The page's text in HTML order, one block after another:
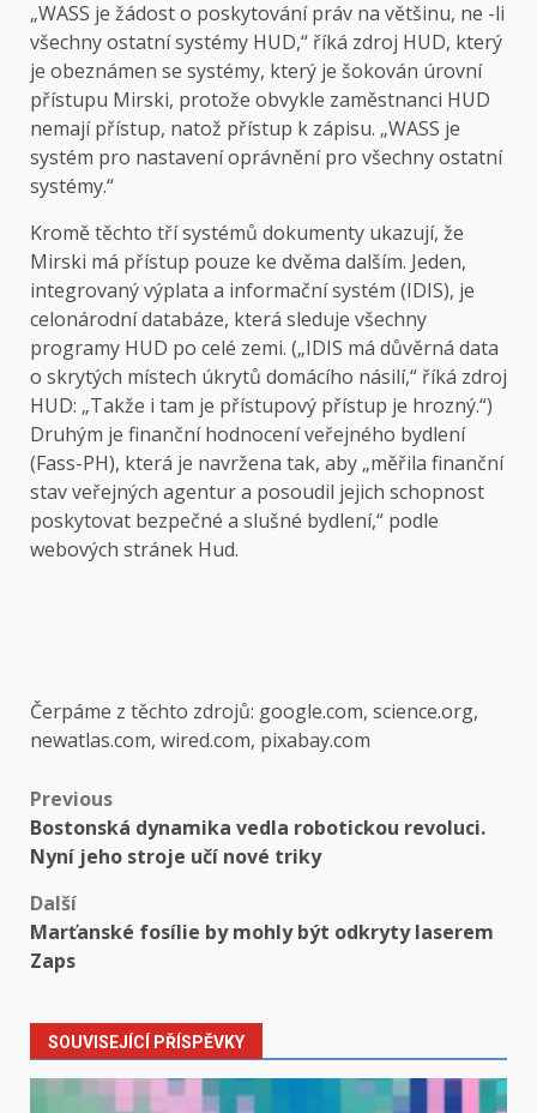
„WASS je žádost o poskytování práv na většinu, ne -li
všechny ostatní systémy HUD,“ říká zdroj HUD, který
je obeznámen se systémy, který je šokován úrovní
přístupu Mirski, protože obvykle zaměstnanci HUD
nemají přístup, natož přístup k zápisu. „WASS je
systém pro nastavení oprávnění pro všechny ostatní
systémy.“
Kromě těchto tří systémů dokumenty ukazují, že
Mirski má přístup pouze ke dvěma dalším. Jeden,
integrovaný výplata a informační systém (IDIS), je
celonárodní databáze, která sleduje všechny
programy HUD po celé zemi. („IDIS má důvěrná data
o skrytých místech úkrytů domácího násilí,“ říká zdroj
HUD: „Takže i tam je přístupový přístup je hrozný.“)
Druhým je finanční hodnocení veřejného bydlení
(Fass-PH), která je navržena tak, aby „měřila finanční
stav veřejných agentur a posoudil jejich schopnost
poskytovat bezpečné a slušné bydlení,“ podle
webových stránek Hud.
Čerpáme z těchto zdrojů: google.com, science.org,
newatlas.com, wired.com, pixabay.com
Post
navigation
Previous
Bostonská dynamika vedla robotickou revoluci.
Nyní jeho stroje učí nové triky
Další
Marťanské fosílie by mohly být odkryty laserem
Zaps
SOUVISEJÍCÍ PŘÍSPĚVKY